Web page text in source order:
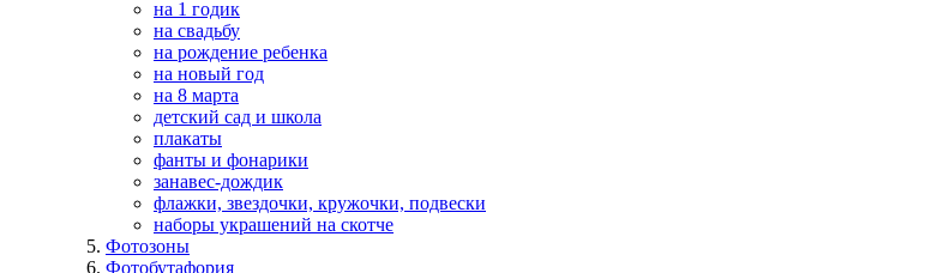
на 1 годик
на свадьбу
на рождение ребенка
на новый год
на 8 марта
детский сад и школа
плакаты
фанты и фонарики
занавес-дождик
флажки, звездочки, кружочки, подвески
наборы украшений на скотче
Фотозоны
Фотобутафория